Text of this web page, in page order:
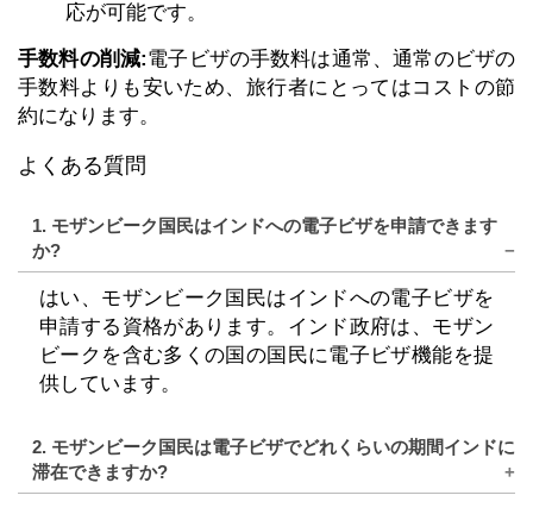
応が可能です。
手数料の削減:電子ビザの手数料は通常、通常のビザの
手数料よりも安いため、旅行者にとってはコストの節
約になります。
よくある質問
1. モザンビーク国民はインドへの電子ビザを申請できます
か?
はい、モザンビーク国民はインドへの電子ビザを
申請する資格があります。インド政府は、モザン
ビークを含む多くの国の国民に電子ビザ機能を提
供しています。
2. モザンビーク国民は電子ビザでどれくらいの期間インドに
滞在できますか?